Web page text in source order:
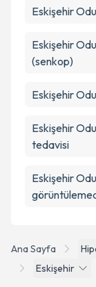
Ana Sayfa
Eskişehir
Eskişehir
Eskişehir
(senkop)
Eskişehir
Eskişehir
tedavisi
Eskişehir